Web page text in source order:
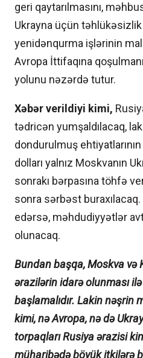
geri qaytarılmasını,
Ukrayna üçün
yenidənqurma işlərinin
Avropa İttifaqına
yolunu nəzərdə tutur.
Xəbər verildiyi kimi,
tədricən yumşaldılacaq,
dondurulmuş
dolları yalnız Moskvanın
sonrakı bərpasına töhfə
sonra sərbəst
edərsə, məhdudiyyətlər
olunacaq.
Bundan başqa, Moskva və
ərazilərin idarə olunması ilə
başlamalıdır. Lakin nəşrin
kimi, nə Avropa, nə də
torpaqları Rusiya ərazisi
müharibədə böyük itkilərə